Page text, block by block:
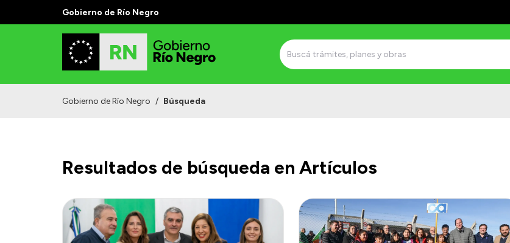
Gobierno de Río Negro
Gobierno de Río Negro / Búsqueda
Resultados de búsqueda en Artículos